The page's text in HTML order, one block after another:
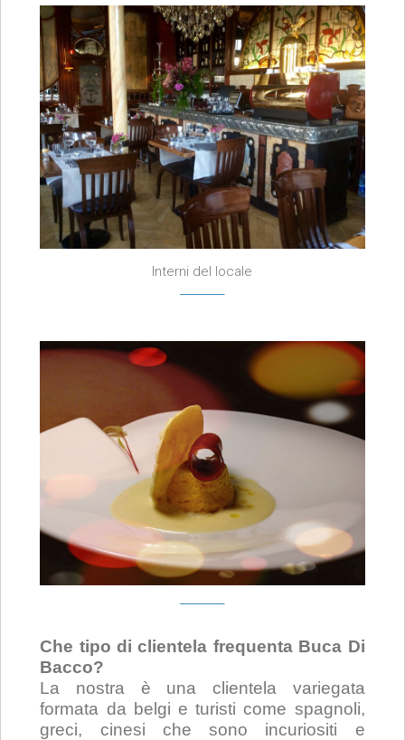
Interni del locale
Che tipo di clientela frequenta Buca Di
Bacco?
La nostra è una clientela variegata
formata da belgi e turisti come spagnoli,
greci, cinesi che sono incuriositi e